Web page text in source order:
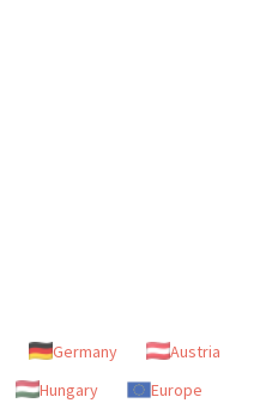
Germany
Austria
Hungary Europe